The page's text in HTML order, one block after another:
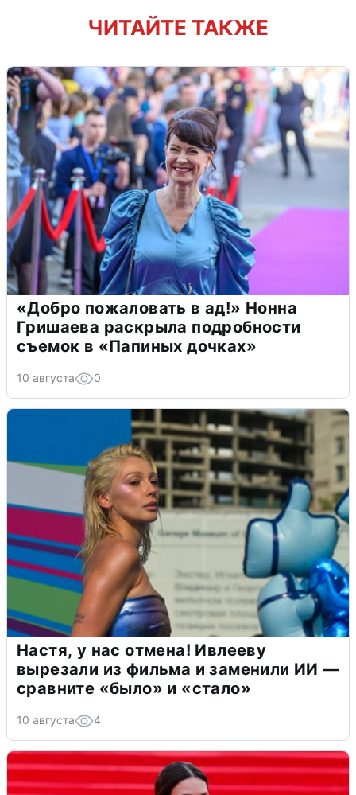
ЧИТАЙТЕ ТАКЖЕ
«Добро пожаловать в ад!» Нонна
Гришаева раскрыла подробности
съемок в «Папиных дочках»
10 августа 0
Настя, у нас отмена! Ивлееву
вырезали из фильма и заменили ИИ —
сравните «было» и «стало»
10 августа 4